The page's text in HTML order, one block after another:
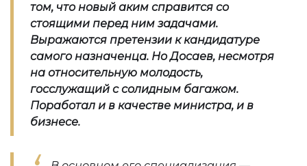
том, что новый аким справится со
стоящими перед ним задачами.
Выражаются претензии к кандидатуре
самого назначенца. Но Досаев, несмотря
на относительную молодость,
госслужащий с солидным багажом.
Поработал и в качестве министра, и в
бизнесе.